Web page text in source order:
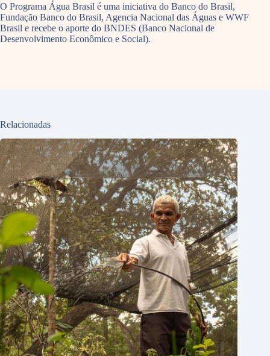
O Programa Água Brasil é uma iniciativa do Banco do Brasil,
Fundação Banco do Brasil, Agencia Nacional das Águas e WWF
Brasil e recebe o aporte do BNDES (Banco Nacional de
Desenvolvimento Econômico e Social).
Relacionadas